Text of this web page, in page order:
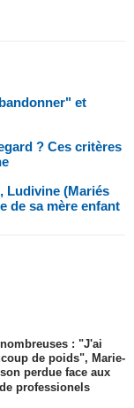
et
? Ces critères
Ludivine (Mariés
de sa mère enfant
: "J'ai
de poids", Marie-
perdue face aux
professionels